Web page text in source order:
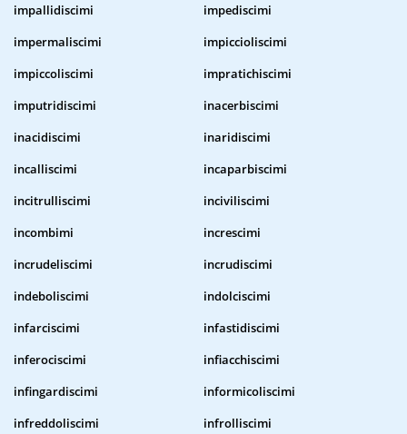
impallidiscimi
impediscimi
impermaliscimi
impiccioliscimi
impiccoliscimi
impratichiscimi
imputridiscimi
inacerbiscimi
inacidiscimi
inaridiscimi
incalliscimi
incaparbiscimi
incitrulliscimi
inciviliscimi
incombimi
increscimi
incrudeliscimi
incrudiscimi
indeboliscimi
indolciscimi
infarciscimi
infastidiscimi
inferociscimi
infiacchiscimi
infingardiscimi
informicoliscimi
infreddoliscimi
infrolliscimi